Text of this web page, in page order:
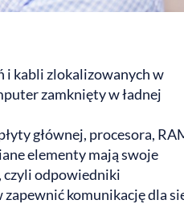
i kabli zlokalizowanych w
zamknięty w ładnej
głównej, procesora,
elementy mają swoje
czyli odpowiedniki
zapewnić komunikację dla